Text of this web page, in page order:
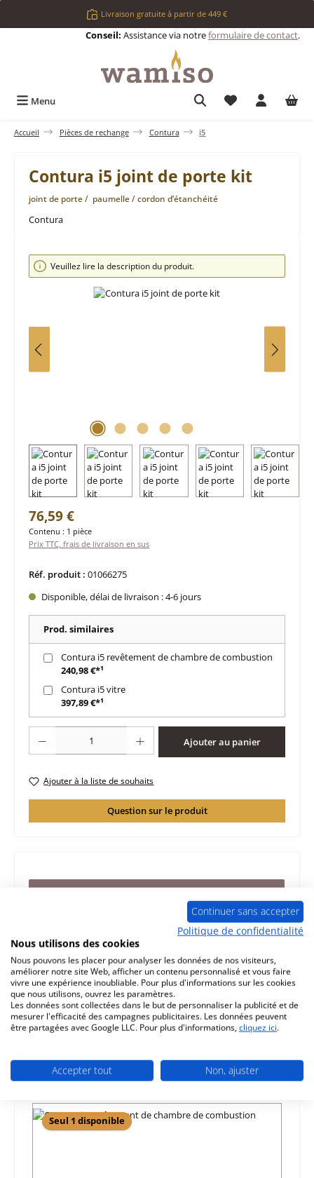
Passer au contenu principalLivraison gratuite à partir de 449 €
Conseil: Assistance via notreformulaire de contact.
Menu Vous avez 0
Accueil Pièces de rechange Contura i5
Contura i5 joint de porte kit
joint de porte / paumelle / cordon d’étanchéité
Contura
Ignorer la galerie d'images
Veuillez lire la description du produit.
Prix régulier :
76,59 €
Contenu : 1 pièce
Prix TTC, frais de livraison en sus
Réf. produit : 01066275
Disponible, délai de livraison : 4-6 jours
Prod. similaires
Contura i5 revêtement de chambre de combustion
240,98 €*¹
Contura i5 vitre
397,89 €*¹
Ajouter au panier
Ajouter à la liste de souhaits
Question sur le produit
joint de porte kit pour le insert Contura i5 ensemble de 6
pièces Contura i5 joint de porte données clés: joint tresse
L…Plus
Caractéristiques
Informations sur la sécurité du produit
Seul 1 disponible
Continuer sans accepter
Politique de confidentialité
Nous utilisons des cookies
Nous pouvons les placer pour analyser les données de nos visiteurs,
améliorer notre site Web, afficher un contenu personnalisé et vous faire
vivre une expérience inoubliable. Pour plus d'informations sur les cookies
que nous utilisons, ouvrez les paramètres.
Les données sont collectées dans le but de personnaliser la publicité et de
mesurer l'efficacité des campagnes publicitaires. Les données peuvent
être partagées avec Google LLC. Pour plus d'informations, cliquez ici.
Accepter tout Non, ajuster